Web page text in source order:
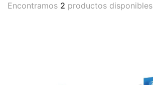
Encontramos 2 productos disponibles